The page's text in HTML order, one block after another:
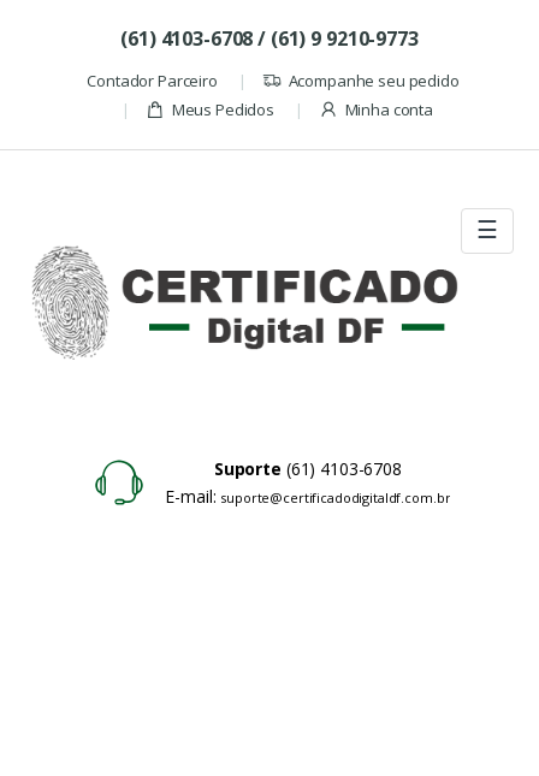
(61) 4103-6708 / (61) 9 9210-9773
Contador Parceiro
Acompanhe seu pedido
Meus Pedidos
Minha conta
☰
Suporte (61) 4103-6708
E-mail: suporte@certificadodigitaldf.com.br